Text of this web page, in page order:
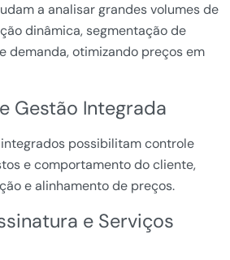
a analisar grandes volumes de
dinâmica, segmentação de
demanda, otimizando preços em
Gestão Integrada
integrados possibilitam controle
e comportamento do cliente,
e alinhamento de preços.
e Serviços